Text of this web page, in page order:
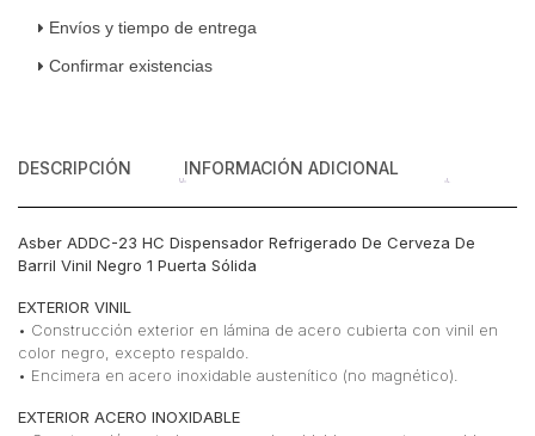
Vinil Envíos y tiempo de entrega
Confirmar existencias
DESCRIPCIÓN INFORMACIÓN ADICIONAL
Asber ADDC-23 HC Dispensador Refrigerado De Cerveza De
Barril Vinil Negro 1 Puerta Sólida
EXTERIOR VINIL
• Construcción exterior en lámina de acero cubierta con vinil en
color negro, excepto respaldo.
• Encimera en acero inoxidable austenítico (no magnético).
EXTERIOR ACERO INOXIDABLE